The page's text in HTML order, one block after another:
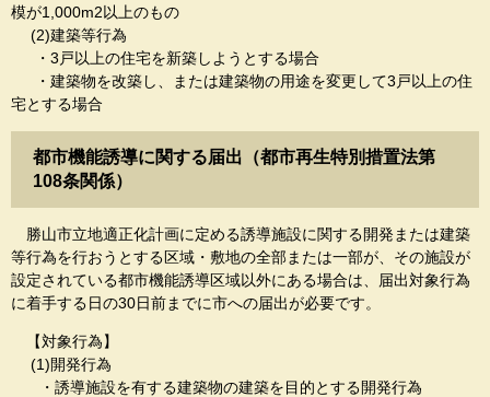
模が1,000m2以上のもの
(2)建築等行為
・3戸以上の住宅を新築しようとする場合
・建築物を改築し、または建築物の用途を変更して3戸以上の住
宅とする場合
都市機能誘導に関する届出（都市再生特別措置法第
108条関係）
勝山市立地適正化計画に定める誘導施設に関する開発または建築
等行為を行おうとする区域・敷地の全部または一部が、その施設が
設定されている都市機能誘導区域以外にある場合は、届出対象行為
に着手する日の30日前までに市への届出が必要です。
【対象行為】
(1)開発行為
・誘導施設を有する建築物の建築を目的とする開発行為